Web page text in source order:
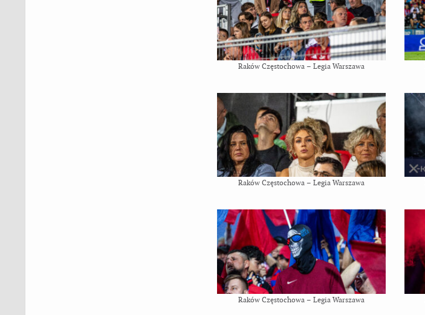
Raków Częstochowa – Legia Warszawa
Raków Częstochowa – Legia Warszawa
Raków Częstochowa – Legia Warszawa